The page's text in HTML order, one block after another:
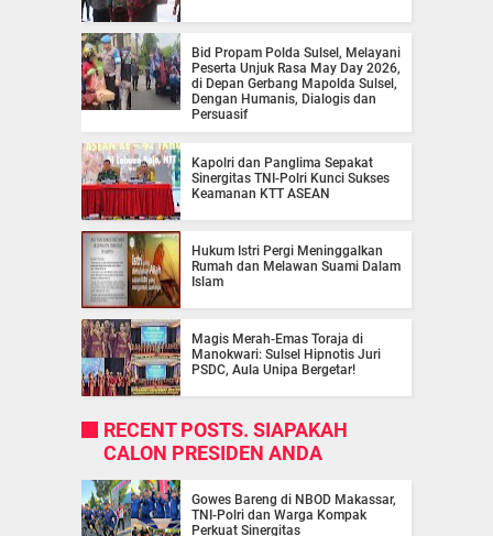
Bid Propam Polda Sulsel, Melayani
Peserta Unjuk Rasa May Day 2026,
di Depan Gerbang Mapolda Sulsel,
Dengan Humanis, Dialogis dan
Persuasif
Kapolri dan Panglima Sepakat
Sinergitas TNI-Polri Kunci Sukses
Keamanan KTT ASEAN
Hukum Istri Pergi Meninggalkan
Rumah dan Melawan Suami Dalam
Islam
Magis Merah-Emas Toraja di
Manokwari: Sulsel Hipnotis Juri
PSDC, Aula Unipa Bergetar!
RECENT POSTS. SIAPAKAH
CALON PRESIDEN ANDA
Gowes Bareng di NBOD Makassar,
TNI-Polri dan Warga Kompak
Perkuat Sinergitas